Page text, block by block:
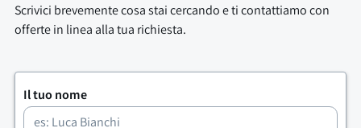
Scrivici brevemente cosa stai cercando e ti contattiamo con
offerte in linea alla tua richiesta.
Il tuo nome